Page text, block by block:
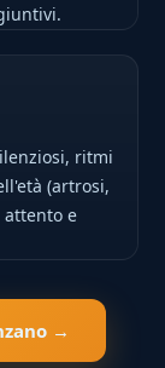
ritmi
(artrosi,
e
→